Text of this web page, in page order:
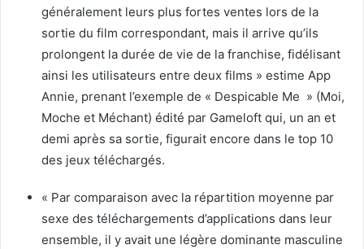
généralement leurs plus fortes ventes lors de la
sortie du film correspondant, mais il arrive qu’ils
prolongent la durée de vie de la franchise, fidélisant
ainsi les utilisateurs entre deux films » estime App
Annie, prenant l’exemple de « Despicable Me » (Moi,
Moche et Méchant) édité par Gameloft qui, un an et
demi après sa sortie, figurait encore dans le top 10
des jeux téléchargés.
« Par comparaison avec la répartition moyenne par
sexe des téléchargements d’applications dans leur
ensemble, il y avait une légère dominante masculine